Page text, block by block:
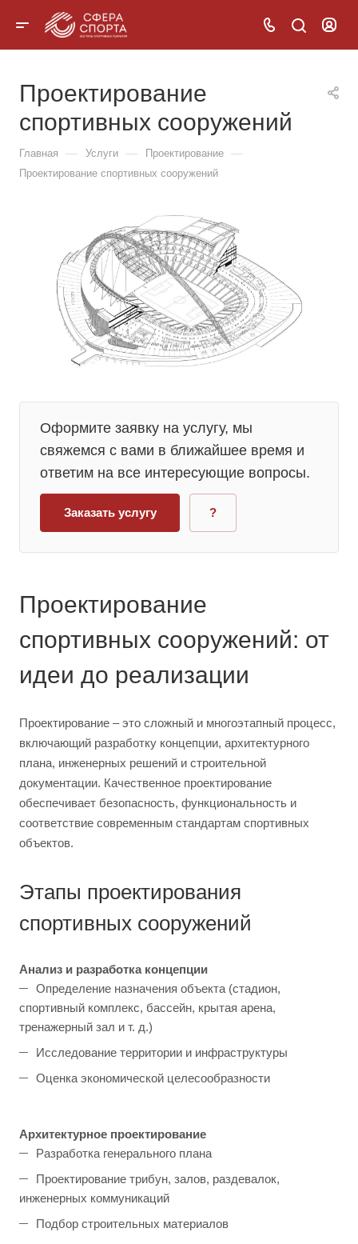
Проектирование
спортивных сооружений
Главная — Услуги — Проектирование —
Проектирование спортивных сооружений
Оформите заявку на услугу, мы
свяжемся с вами в ближайшее время и
ответим на все интересующие вопросы.
Заказать услугу ?
Проектирование
спортивных сооружений: от
идеи до реализации
Проектирование – это сложный и многоэтапный процесс,
включающий разработку концепции, архитектурного
плана, инженерных решений и строительной
документации. Качественное проектирование
обеспечивает безопасность, функциональность и
соответствие современным стандартам спортивных
объектов.
Этапы проектирования
спортивных сооружений
Анализ и разработка концепции
Определение назначения объекта (стадион,
спортивный комплекс, бассейн, крытая арена,
тренажерный зал и т. д.)
Исследование территории и инфраструктуры
Оценка экономической целесообразности
Архитектурное проектирование
Разработка генерального плана
Проектирование трибун, залов, раздевалок,
инженерных коммуникаций
Подбор строительных материалов